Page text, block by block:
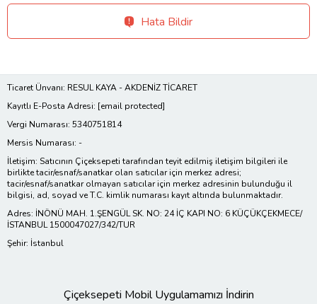
Hata Bildir
Ticaret Ünvanı: RESUL KAYA - AKDENİZ TİCARET
Kayıtlı E-Posta Adresi: [email protected]
Vergi Numarası: 5340751814
Mersis Numarası: -
İletişim: Satıcının Çiçeksepeti tarafından teyit edilmiş iletişim bilgileri ile
birlikte tacir/esnaf/sanatkar olan satıcılar için merkez adresi;
tacir/esnaf/sanatkar olmayan satıcılar için merkez adresinin bulunduğu il
bilgisi, ad, soyad ve T.C. kimlik numarası kayıt altında bulunmaktadır.
Adres: İNÖNÜ MAH. 1.ŞENGÜL SK. NO: 24 İÇ KAPI NO: 6 KÜÇÜKÇEKMECE/
İSTANBUL 1500047027/342/TUR
Şehir: İstanbul
Çiçeksepeti Mobil Uygulamamızı İndirin